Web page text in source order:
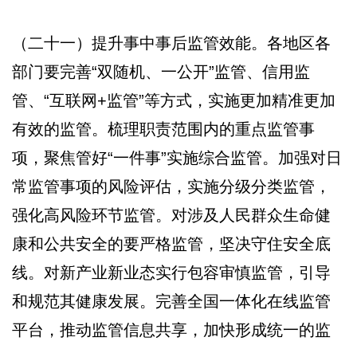
（二十一）提升事中事后监管效能。各地区各
部门要完善“双随机、一公开”监管、信用监
管、“互联网+监管”等方式，实施更加精准更加
有效的监管。梳理职责范围内的重点监管事
项，聚焦管好“一件事”实施综合监管。加强对日
常监管事项的风险评估，实施分级分类监管，
强化高风险环节监管。对涉及人民群众生命健
康和公共安全的要严格监管，坚决守住安全底
线。对新产业新业态实行包容审慎监管，引导
和规范其健康发展。完善全国一体化在线监管
平台，推动监管信息共享，加快形成统一的监